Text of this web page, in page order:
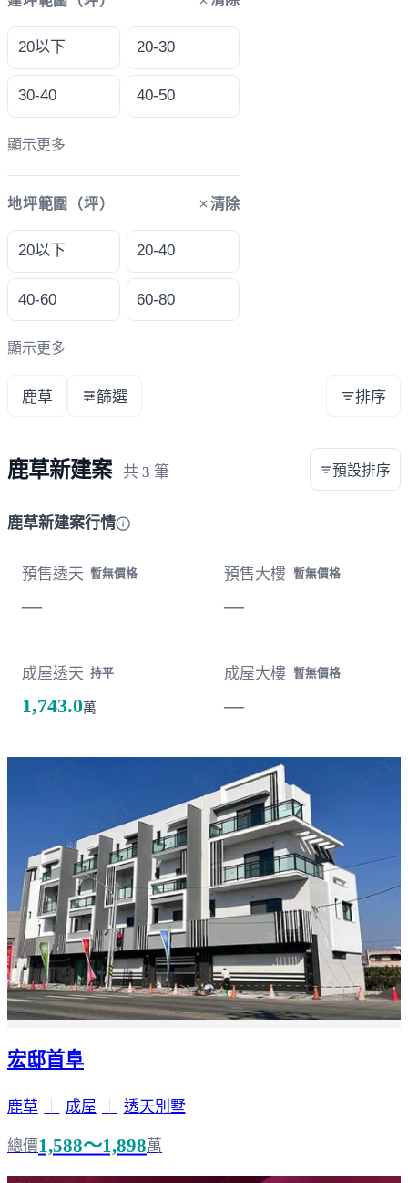
20以下 20-30
30-40 40-50
顯示更多
地坪範圍（坪） 清除
20以下 20-40
40-60 60-80
顯示更多
鹿草 篩選 排序
鹿草新建案 共 3 筆 預設排序
鹿草新建案行情
預售透天 暫無價格
—
預售大樓 暫無價格
—
成屋透天 持平
1,743.0萬
成屋大樓 暫無價格
—
宏邸首阜
鹿草 成屋 透天別墅
總價1,588～1,898萬